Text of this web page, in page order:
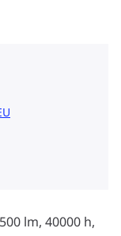
lm, 40000 h,